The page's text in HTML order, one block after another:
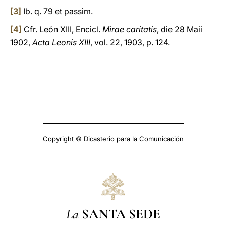
[3] Ib. q. 79 et passim.
[4] Cfr. León XIII, Encicl. Mirae caritatis, die 28 Maii
1902,Acta Leonis XIII, vol. 22, 1903, p. 124.
Copyright © Dicasterio para la Comunicación
La SANTA SEDE